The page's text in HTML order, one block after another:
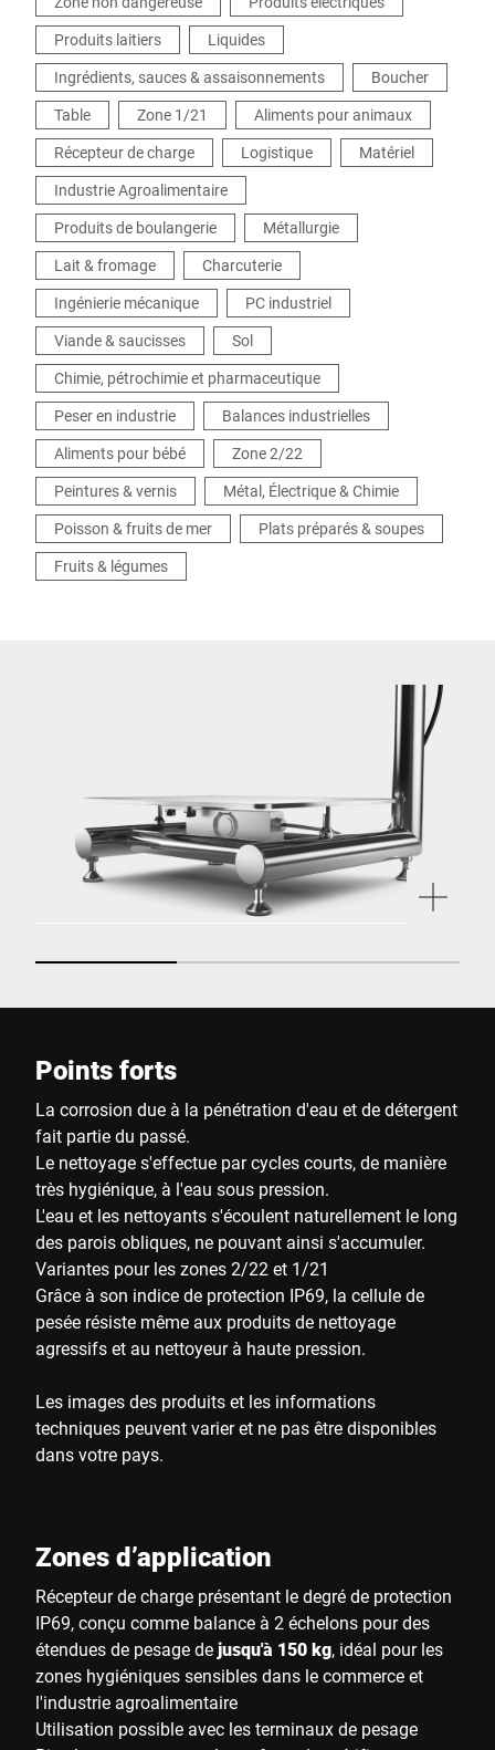
Produits laitiers
Liquides
Ingrédients, sauces & assaisonnements
Boucher
Table
Zone 1/21
Aliments pour animaux
Récepteur de charge
Logistique
Matériel
Industrie Agroalimentaire
Produits de boulangerie
Métallurgie
Lait & fromage
Charcuterie
Ingénierie mécanique
PC industriel
Viande & saucisses
Sol
Chimie, pétrochimie et pharmaceutique
Peser en industrie
Balances industrielles
Aliments pour bébé
Zone 2/22
Peintures & vernis
Métal, Électrique & Chimie
Poisson & fruits de mer
Plats préparés & soupes
Fruits & légumes
Points forts
La corrosion due à la pénétration d'eau et de détergent
fait partie du passé.
Le nettoyage s'effectue par cycles courts, de manière
très hygiénique, à l'eau sous pression.
L'eau et les nettoyants s'écoulent naturellement le long
des parois obliques, ne pouvant ainsi s'accumuler.
Variantes pour les zones 2/22 et 1/21
Grâce à son indice de protection IP69, la cellule de
pesée résiste même aux produits de nettoyage
agressifs et au nettoyeur à haute pression.
Les images des produits et les informations
techniques peuvent varier et ne pas être disponibles
dans votre pays.
Zones d’application
Récepteur de charge présentant le degré de protection
IP69, conçu comme balance à 2 échelons pour des
étendues de pesage dejusqu'à 150 kg, idéal pour les
zones hygiéniques sensibles dans le commerce et
l'industrie agroalimentaire
Utilisation possible avec les terminaux de pesage